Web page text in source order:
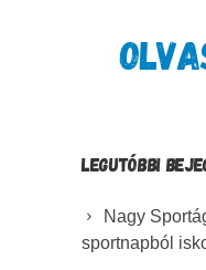
LEGUTÓBBI
Nagy
sportnapból